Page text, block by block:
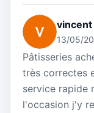
vincent
13/05/
Pâtisseries
très correctes
service rapide
l'occasion j'y